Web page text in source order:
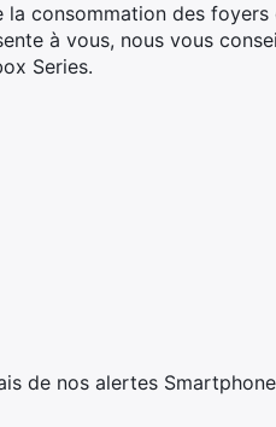
la consommation des foyers
à vous, nous vous
Series.
de nos alertes